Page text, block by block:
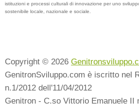
istituzioni e processi culturali di innovazione per uno
sostenibile locale, nazionale e sociale.
Copyright © 2026
GenitronSviluppo.com è iscritto nel
n.1/2012 dell'11/04/2012
Genitron - C.so Vittorio Emanuele II